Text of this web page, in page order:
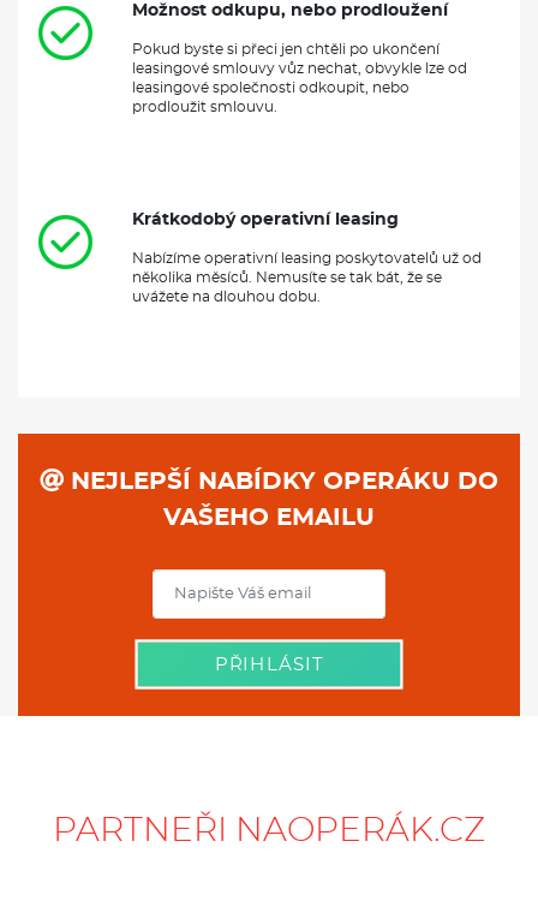
Možnost odkupu, nebo prodloužení
Pokud byste si přeci jen chtěli po ukončení
leasingové smlouvy vůz nechat, obvykle lze od
leasingové společnosti odkoupit, nebo
prodloužit smlouvu.
Krátkodobý operativní leasing
Nabízíme operativní leasing poskytovatelů už od
několika měsíců. Nemusíte se tak bát, že se
uvážete na dlouhou dobu.
NEJLEPŠÍ NABÍDKY OPERÁKU DO
VAŠEHO EMAILU
PŘIHLÁSIT
PARTNEŘI NAOPERÁK.CZ